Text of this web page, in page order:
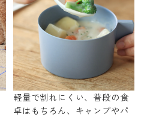
軽量で割れにくい、普段の食
卓はもちろん、キャンプやパ